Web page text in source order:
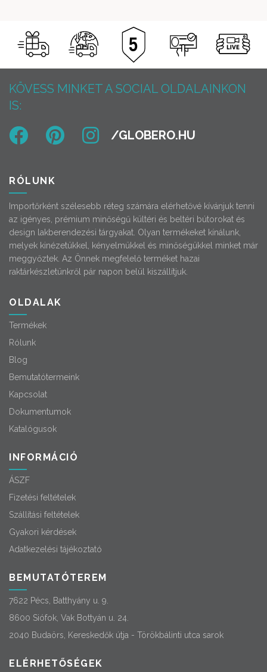
KÖVESS MINKET A SOCIAL OLDALAINKON
IS:
RÓLUNK
Importőrként szélesebb réteg számára elérhetővé kívánjuk tenni
az igényes, prémium minőségű kültéri és beltéri bútorokat és
design lakberendezési tárgyakat. Olyan termékeket kínálunk,
melyek kinézetükkel, kényelmükkel és minőségükkel minket már
meggyőztek. Az Önnek megfelelő terméket hazai
raktárkészletünkről pár napon belül kiszállítjuk.
OLDALAK
Termékek
Rólunk
Blog
Bemutatótermeink
Kapcsolat
Dokumentumok
Katalógusok
INFORMÁCIÓ
ÁSZF
Fizetési feltételek
Szállítási feltételek
Gyakori kérdések
Adatkezelési tájékoztató
BEMUTATÓTEREM
7622 Pécs, Batthyány u. 9.
8600 Siófok, Vak Bottyán u. 24.
2040 Budaörs, Kereskedők útja - Törökbálinti utca sarok
ELÉRHETŐSÉGEK